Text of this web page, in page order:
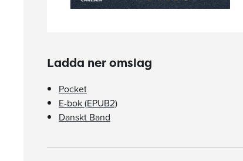
Ladda ner omslag
Pocket
E-bok (EPUB2)
Danskt Band